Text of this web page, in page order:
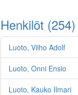
Henkilöt (254)
Luoto, Vilho Adolf
Luoto, Onni Ensio
Luoto, Kauko Ilmari